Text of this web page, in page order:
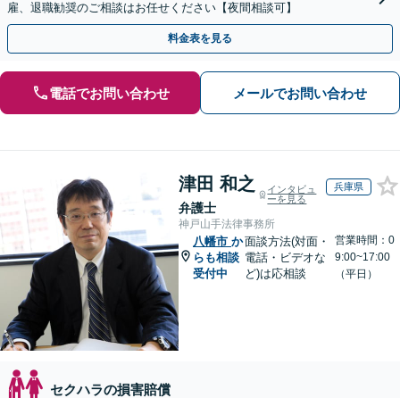
雇、退職勧奨のご相談はお任せください【夜間相談可】
料金表を見る
電話でお問い合わせ メールでお問い合わせ
津田 和之
弁護士
インタビュ
ーを見る
兵庫県
神戸山手法律事務所
八幡市 か
らも相談
受付中
面談方法(対面・
電話・ビデオな
ど)は応相談
営業時間：0
9:00~17:00
（平日）
セクハラの損害賠償